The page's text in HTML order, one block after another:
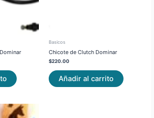
Basicos
Chicote de Clutch Dominar
$220.00
Añadir al carrito